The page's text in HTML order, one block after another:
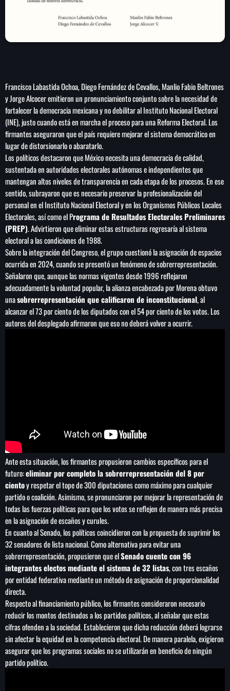
NOTAS
Sheinbaum abre la puerta al fracking y
matiza promesa de campaña
Irán anuncia que el acuerdo con Omán para
gestionar el estrecho de Ormuz está en su
‘fase final de revisión’
Murió Jorge Messi, padre de Lionel, a los 68
años
Francisco Labastida Ochoa, Diego Fernández de Cevallos, Manlio Fabio Beltrones
y Jorge Alcocer emitieron un pronunciamiento conjunto sobre la necesidad de
fortalecer la democracia mexicana y no debilitar al Instituto Nacional Electoral
(INE), justo cuando está en marcha el proceso para una Reforma Electoral. Los
firmantes aseguraron que el país requiere mejorar el sistema democrático en
lugar de distorsionarlo o abaratarlo.
Los políticos destacaron que México necesita una democracia de calidad,
sustentada en autoridades electorales autónomas e independientes que
mantengan altos niveles de transparencia en cada etapa de los procesos. En ese
sentido, subrayaron que es necesario preservar la profesionalización del
personal en el Instituto Nacional Electoral y en los Organismos Públicos Locales
Electorales, así como el Programa de Resultados Electorales Preliminares
(PREP). Advirtieron que eliminar estas estructuras regresaría al sistema
electoral a las condiciones de 1988.
Sobre la integración del Congreso, el grupo cuestionó la asignación de espacios
ocurrida en 2024, cuando se presentó un fenómeno de sobrerrepresentación.
Señalaron que, aunque las normas vigentes desde 1996 reflejaron
adecuadamente la voluntad popular, la alianza encabezada por Morena obtuvo
unasobrerrepresentación que calificaron de inconstitucional, al
alcanzar el 73 por ciento de los diputados con el 54 por ciento de los votos. Los
autores del desplegado afirmaron que eso no deberá volver a ocurrir.
Ante esta situación, los firmantes propusieron cambios específicos para el
futuro:eliminar por completo la sobrerrepresentación del 8 por
cientoy respetar el tope de 300 diputaciones como máximo para cualquier
partido o coalición. Asimismo, se pronunciaron por mejorar la representación de
todas las fuerzas políticas para que los votos se reflejen de manera más precisa
en la asignación de escaños y curules.
En cuanto al Senado, los políticos coincidieron con la propuesta de suprimir los
32 senadores de lista nacional. Como alternativa para evitar una
sobrerrepresentación, propusieron que elSenado cuente con 96
integrantes electos mediante el sistema de 32 listas, con tres escaños
por entidad federativa mediante un método de asignación de proporcionalidad
directa.
Respecto al financiamiento público, los firmantes consideraron necesario
reducir los montos destinados a los partidos políticos, al señalar que estas
cifras ofenden a la sociedad. Establecieron que dicha reducción deberá lograrse
sin afectar la equidad en la competencia electoral. De manera paralela, exigieron
asegurar que los programas sociales no se utilizarán en beneficio de ningún
partido político.